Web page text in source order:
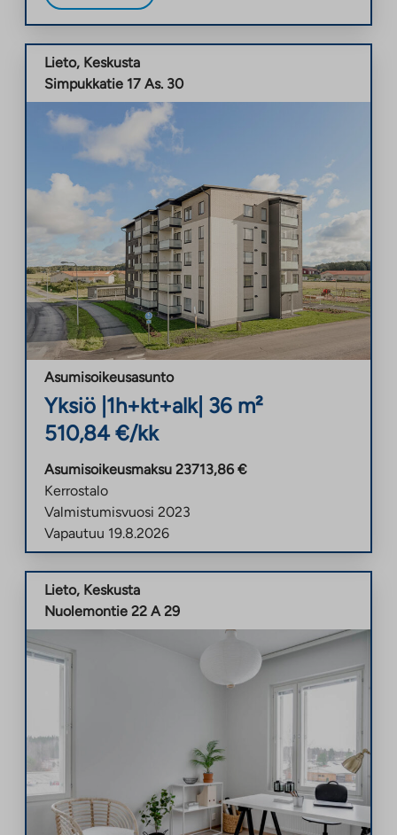
Lieto, Keskusta
Simpukkatie 17 As. 30
Asumisoikeusasunto
Yksiö 1h+kt+alk| 36 m²
510,84 €/kk
Asumisoikeusmaksu 23713,86 €
Kerrostalo
Valmistumisvuosi 2023
Vapautuu 19.8.2026
Lieto, Keskusta
Nuolemontie 22 A 29